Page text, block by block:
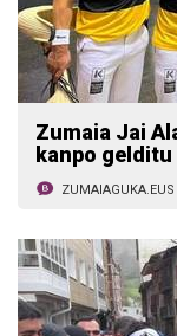
Zumaia Jai
kanpo gelditu
ZUMAIAGUKA.EUS